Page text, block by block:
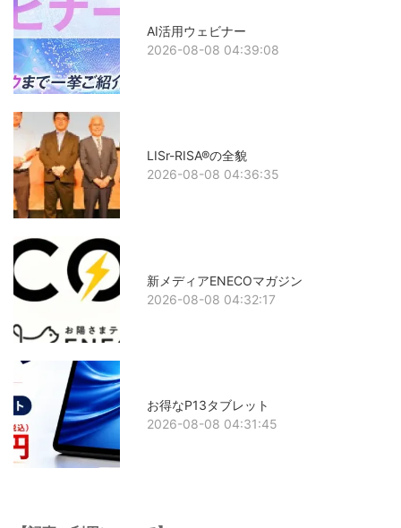
AI活用ウェビナー
2026-08-08 04:39:08
LISr-RISA®の全貌
2026-08-08 04:36:35
新メディアENECOマガジン
2026-08-08 04:32:17
お得なP13タブレット
2026-08-08 04:31:45